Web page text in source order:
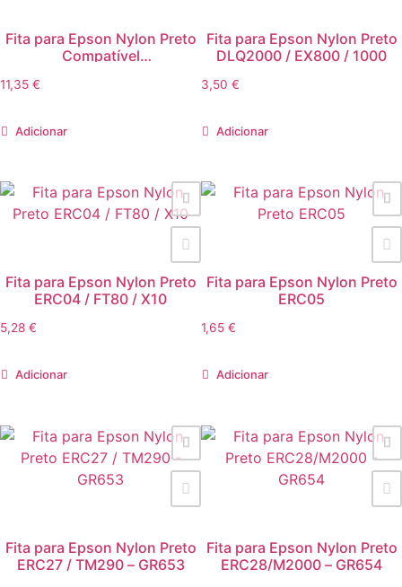
Fita para Epson Nylon Preto
Compatível
11,35 €
Adicionar
Fita para Epson Nylon Preto
DLQ2000 / EX800 / 1000
3,50 €
Adicionar
Fita para Epson Nylon Preto
ERC04 / FT80 / X10
5,28 €
Adicionar
Fita para Epson Nylon Preto
ERC05
1,65 €
Adicionar
Fita para Epson Nylon Preto
ERC27 / TM290 – GR653
Fita para Epson Nylon Preto
ERC28/M2000 – GR654